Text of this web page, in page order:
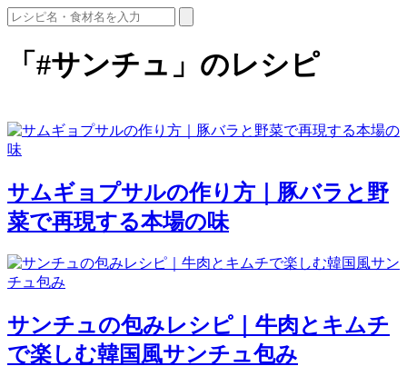
「#サンチュ」のレシピ
サムギョプサルの作り方｜豚バラと野
菜で再現する本場の味
サンチュの包みレシピ｜牛肉とキムチ
で楽しむ韓国風サンチュ包み